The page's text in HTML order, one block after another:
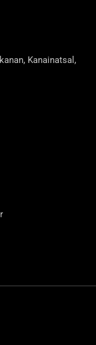
Kanainatsal,